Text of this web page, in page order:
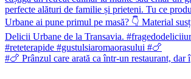
#🍗 Prânzul care arată ca într-un restaurant, dar î